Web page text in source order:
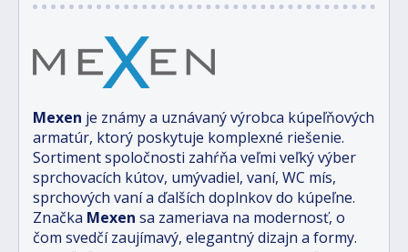
Mexen je známy a uznávaný výrobca kúpeľňových
armatúr, ktorý poskytuje komplexné riešenie.
Sortiment spoločnosti zahŕňa veľmi veľký výber
sprchovacích kútov, umývadiel, vaní, WC mís,
sprchových vaní a ďalších doplnkov do kúpeľne.
Značka Mexen sa zameriava na modernosť, o
čom svedčí zaujímavý, elegantný dizajn a formy.